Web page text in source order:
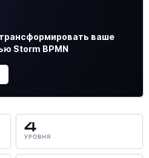
4
УРОВНЯ
ваше
Storm BPMN